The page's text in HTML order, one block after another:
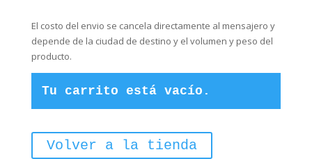
El costo del envio se cancela directamente al mensajero y
depende de la ciudad de destino y el volumen y peso del
producto.
Tu carrito está vacío.
Volver a la tienda